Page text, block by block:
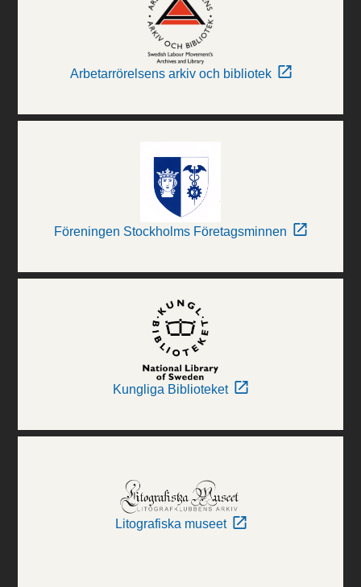
Arbetarrörelsens arkiv och bibliotek
Föreningen Stockholms Företagsminnen
Kungliga Biblioteket
Litografiska museet